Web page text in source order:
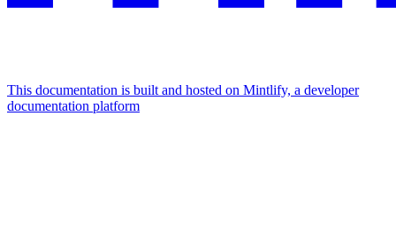
This documentation is built and hosted on Mintlify, a developer
documentation platform